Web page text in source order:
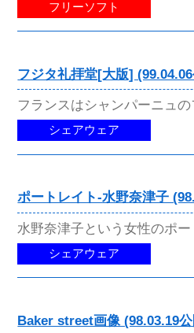
フリーソフト
フジタ礼拝堂[大版]
フランスはシャンパーニュ
シェアウェア
ポートレイト-水野奈津子
水野奈津子という女性のポー
シェアウェア
Baker street画像 (98.03.19